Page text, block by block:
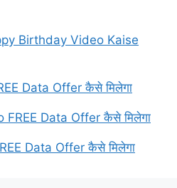
Birthday Video Kaise
Data Offer कैसे मिलेगा
FREE Data Offer कैसे मिलेगा
Data Offer कैसे मिलेगा